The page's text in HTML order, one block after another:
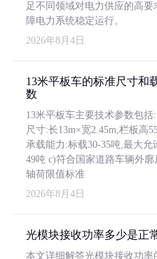
足不同领域对电力供应的高要
障电力系统稳定运行。
2026年8月4日
13米平板车的标准尺寸和
数
13米平板车主要技术参数包括
尺寸:长13m×宽2.45m,栏板高
承载能力:标载30-35吨,最大允
49吨 c)符合国家道路车辆外廓
轴荷限值标准
2026年8月4日
光模块接收功率多少是正
本文详细解答光模块接收功